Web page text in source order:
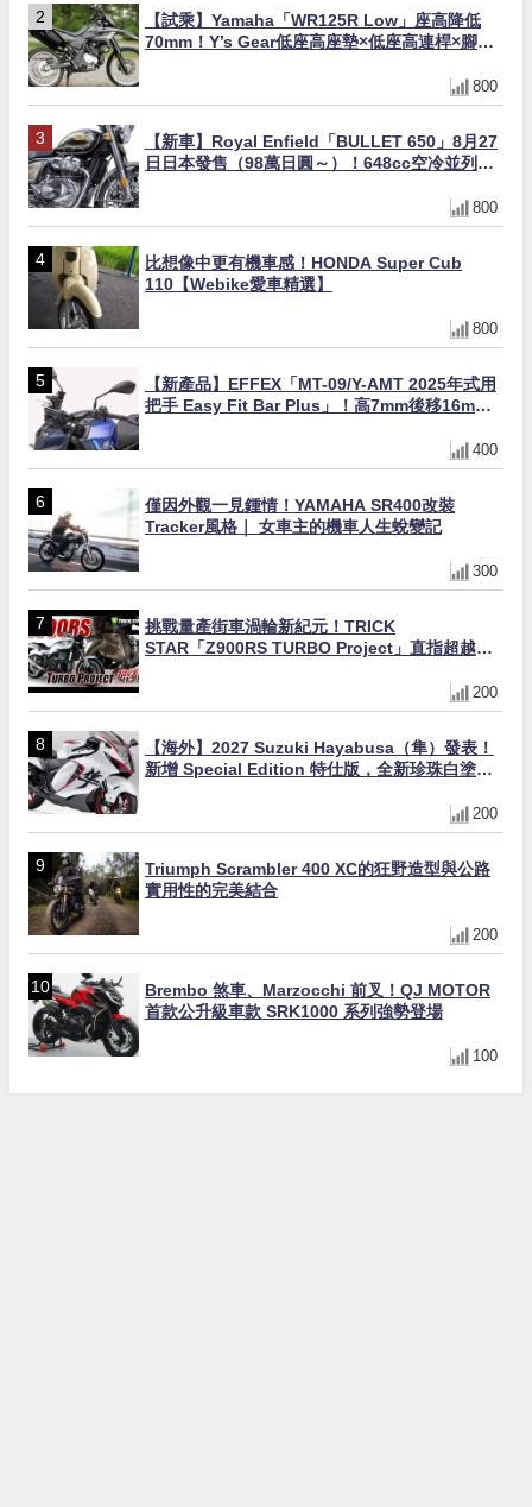
【試乘】Yamaha「WR125R Low」座高降低
70mm！Y’s Gear低座高座墊×低座高連桿×腳踏
800
【新車】Royal Enfield「BULLET 650」8月27
日日本發售（98萬日圓～）！648cc空冷並列雙
800
比想像中更有機車感！HONDA Super Cub
110【Webike愛車精選】
800
【新產品】EFFEX「MT-09/Y-AMT 2025年式用
把手 Easy Fit Bar Plus」！高7mm後移16mm
400
僅因外觀一見鍾情！YAMAHA SR400改裝
Tracker風格｜ 女車主的機車人生蛻變記
300
挑戰量產街車渦輪新紀元！TRICK
STAR「Z900RS TURBO Project」直指超越
200
【海外】2027 Suzuki Hayabusa（隼）發表！
新增 Special Edition 特仕版，全新珍珠白塗裝
200
Triumph Scrambler 400 XC的狂野造型與公路
實用性的完美結合
200
Brembo 煞車、Marzocchi 前叉！QJ MOTOR
首款公升級車款 SRK1000 系列強勢登場
100